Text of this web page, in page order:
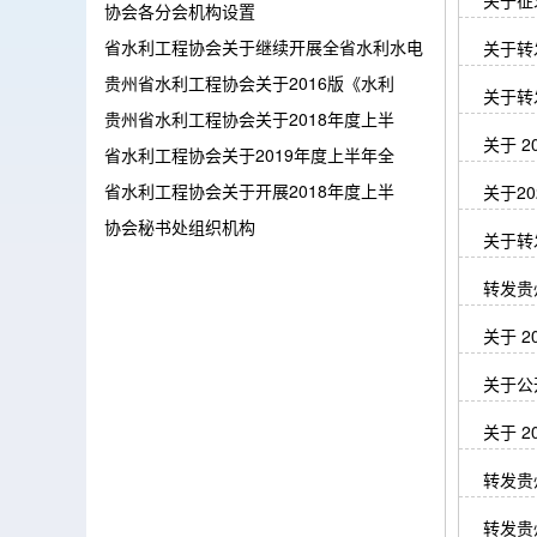
协会各分会机构设置
省水利工程协会关于继续开展全省水利水电
贵州省水利工程协会关于2016版《水利
贵州省水利工程协会关于2018年度上半
省水利工程协会关于2019年度上半年全
省水利工程协会关于开展2018年度上半
协会秘书处组织机构
关于
关于
关于
关于
关于
转发
关于
关于
关于
转发
转发